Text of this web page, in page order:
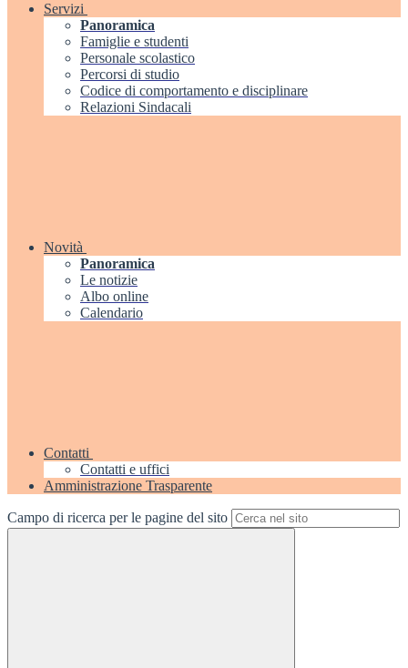
Servizi
Panoramica
Famiglie e studenti
Personale scolastico
Percorsi di studio
Codice di comportamento e disciplinare
Relazioni Sindacali
Novità
Panoramica
Le notizie
Albo online
Calendario
Contatti
Contatti e uffici
Amministrazione Trasparente
Campo di ricerca per le pagine del sito